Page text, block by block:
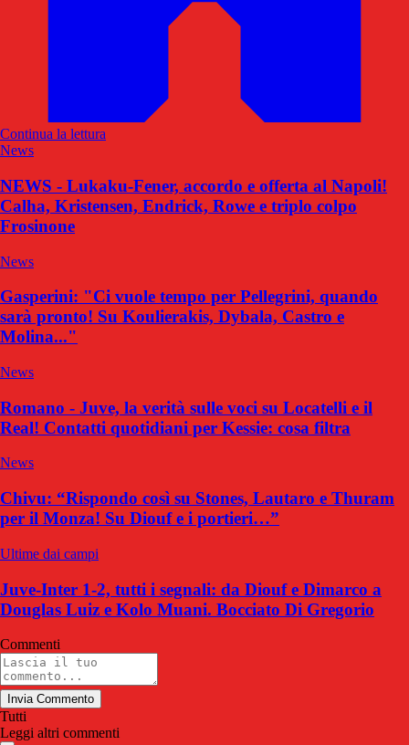
Continua la lettura
News
NEWS - Lukaku-Fener, accordo e offerta al Napoli!
Calha, Kristensen, Endrick, Rowe e triplo colpo
Frosinone
News
Gasperini: "Ci vuole tempo per Pellegrini, quando
sarà pronto! Su Koulierakis, Dybala, Castro e
Molina..."
News
Romano - Juve, la verità sulle voci su Locatelli e il
Real! Contatti quotidiani per Kessie: cosa filtra
News
Chivu: “Rispondo così su Stones, Lautaro e Thuram
per il Monza! Su Diouf e i portieri…”
Ultime dai campi
Juve-Inter 1-2, tutti i segnali: da Diouf e Dimarco a
Douglas Luiz e Kolo Muani. Bocciato Di Gregorio
Commenti
Invia Commento
Tutti
Leggi altri commenti